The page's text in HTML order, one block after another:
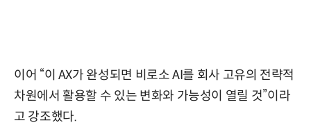
이어 “이 AX가 완성되면 비로소 AI를 회사 고유의 전략적
차원에서 활용할 수 있는 변화와 가능성이 열릴 것”이라
고 강조했다.